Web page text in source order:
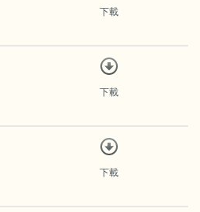
下載
下載
下載